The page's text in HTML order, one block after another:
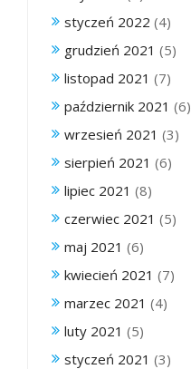
styczeń 2022 (4)
grudzień 2021 (5)
listopad 2021 (7)
październik 2021 (6)
wrzesień 2021 (3)
sierpień 2021 (6)
lipiec 2021 (8)
czerwiec 2021 (5)
maj 2021 (6)
kwiecień 2021 (7)
marzec 2021 (4)
luty 2021 (5)
styczeń 2021 (3)